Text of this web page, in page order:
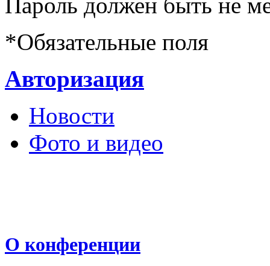
*Обязательные поля
Авторизация
Новости
Фото и видео
О конференции